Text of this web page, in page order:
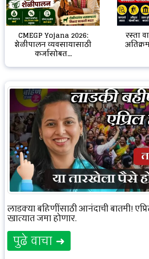
CMEGP Yojana 2026:
शेळीपालन व्यवसायासाठी
कर्जासोबत...
रस्ता
लाडक्या बहिणींसाठी आनंदाची बातमी!
खात्यात जमा होणार.
पुढे वाचा ➜